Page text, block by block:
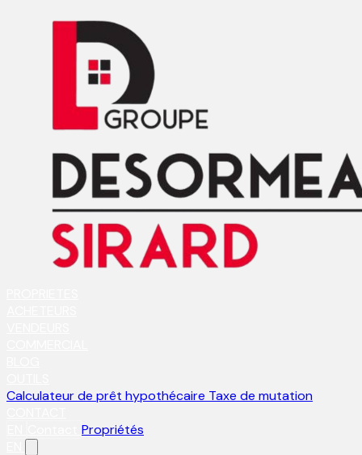
Calculateur de prêt hypothécaire Taxe de mutation
Propriétés